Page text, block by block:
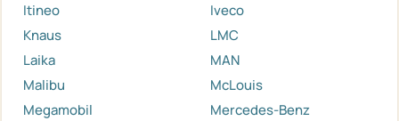
Itineo
Iveco
Knaus
LMC
Laika
MAN
Malibu
McLouis
Megamobil
Mercedes-Benz